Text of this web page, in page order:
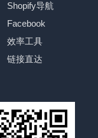
Shopify导航
Facebook
效率工具
链接直达